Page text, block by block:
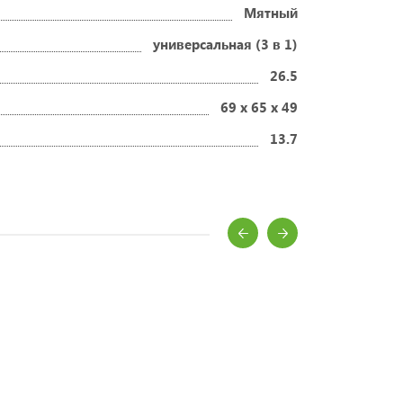
Мятный
универсальная (3 в 1)
26.5
69 x 65 x 49
13.7